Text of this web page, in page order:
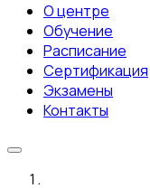
О центре
Обучение
Расписание
Сертификация
Экзамены
Контакты